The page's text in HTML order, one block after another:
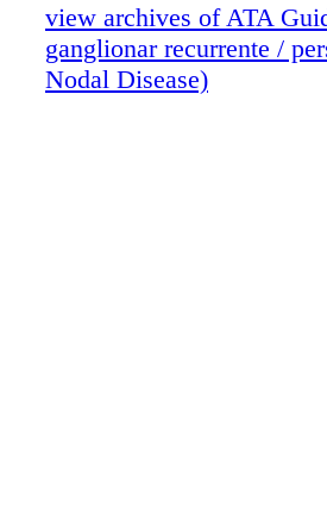
view archives of ATA
ganglionar recurrente /
Nodal Disease)